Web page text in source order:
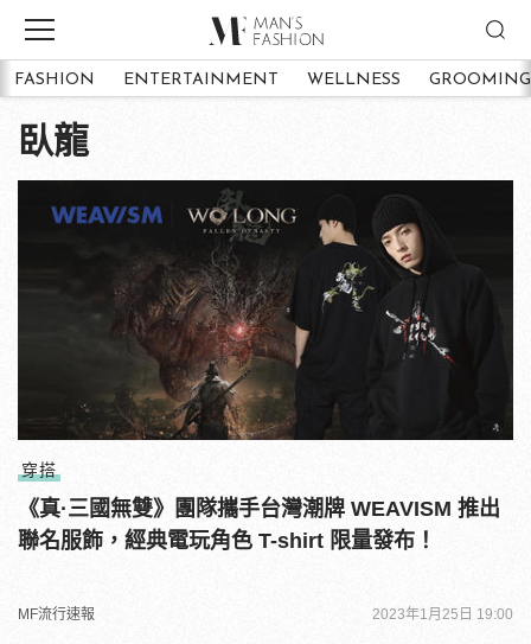
FASHION ENTERTAINMENT WELLNESS GROOMING
臥龍
穿搭
‎《真·三國無雙》團隊攜手台灣潮牌 WEAVISM 推出
聯名服飾，經典電玩角色 T-shirt 限量發布！
MF流行速報 2023年1月25日 19:00